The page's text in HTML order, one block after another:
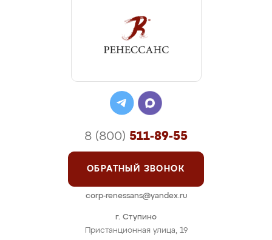
г. Ступино
Пристанционная улица, 19
8 (800) 511-89-55
ОБРАТНЫЙ ЗВОНОК
corp-renessans@yandex.ru